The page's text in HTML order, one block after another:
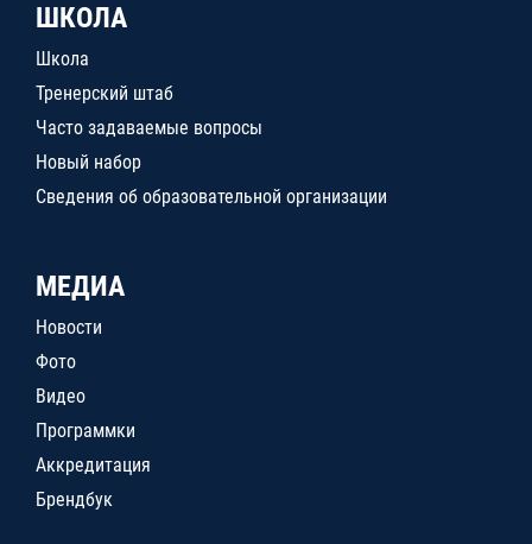
ШКОЛА
Школа
Тренерский штаб
Часто задаваемые вопросы
Новый набор
Сведения об образовательной организации
МЕДИА
Новости
Фото
Видео
Программки
Аккредитация
Брендбук